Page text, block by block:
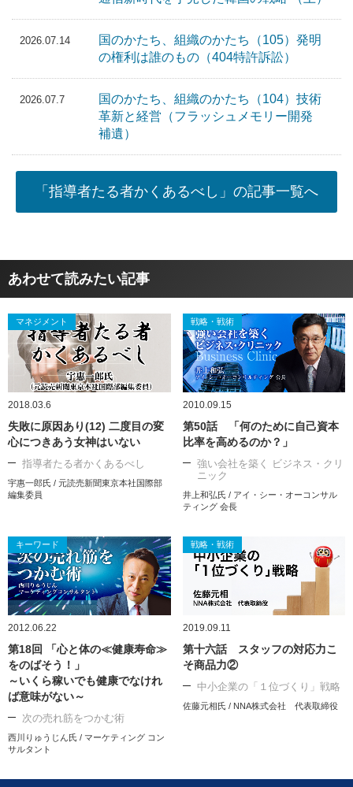
2026.07.14
国のかたち、組織のかたち（105）発明
の権利は誰のもの（404特許訴訟）
2026.07.7
国のかたち、組織のかたち（104）技術
革新と経営（フラッシュメモリー開発
補遺）
「指導者たる者かくあるべし」の記事一覧へ
あわせて読みたい記事
マネジメント
2018.03.6
失敗に原因あり(12) 二度目の変
心につきあう女神はいない
指導者たる者かくあるべし
宇惠一郎氏 / 元読売新聞東京本社国際部
編集委員
戦略・戦術
2010.09.15
第50話 「何のために自己資本
比率を高めるのか？」
強い会社を築く ビジネス・クリ
ニック
井上和弘氏 / アイ・シー・オーコンサル
ティング 会長
キーワード
2012.06.22
第18回 「心と体の≪健康寿命≫
をのばそう！」
～いくら稼いでも健康でなけれ
ば意味がない～
次の売れ筋をつかむ術
西川りゅうじん氏 / マーケティング コン
サルタント
戦略・戦術
2019.09.11
第十六話 スタッフの対応力こ
そ商品力②
中小企業の「１位づくり」戦略
佐藤元相氏 / NNA株式会社 代表取締役